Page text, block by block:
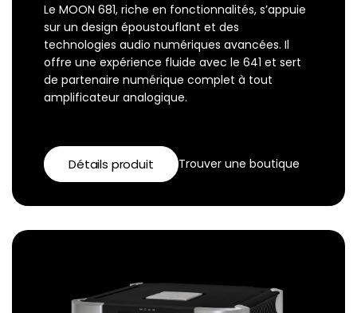
Le MOON 681, riche en fonctionnalités, s’appuie
sur un design époustouflant et des
technologies audio numériques avancées. Il
offre une expérience fluide avec le 641 et sert
de partenaire numérique complet à tout
amplificateur analogique.
Détails produit Trouver une boutique